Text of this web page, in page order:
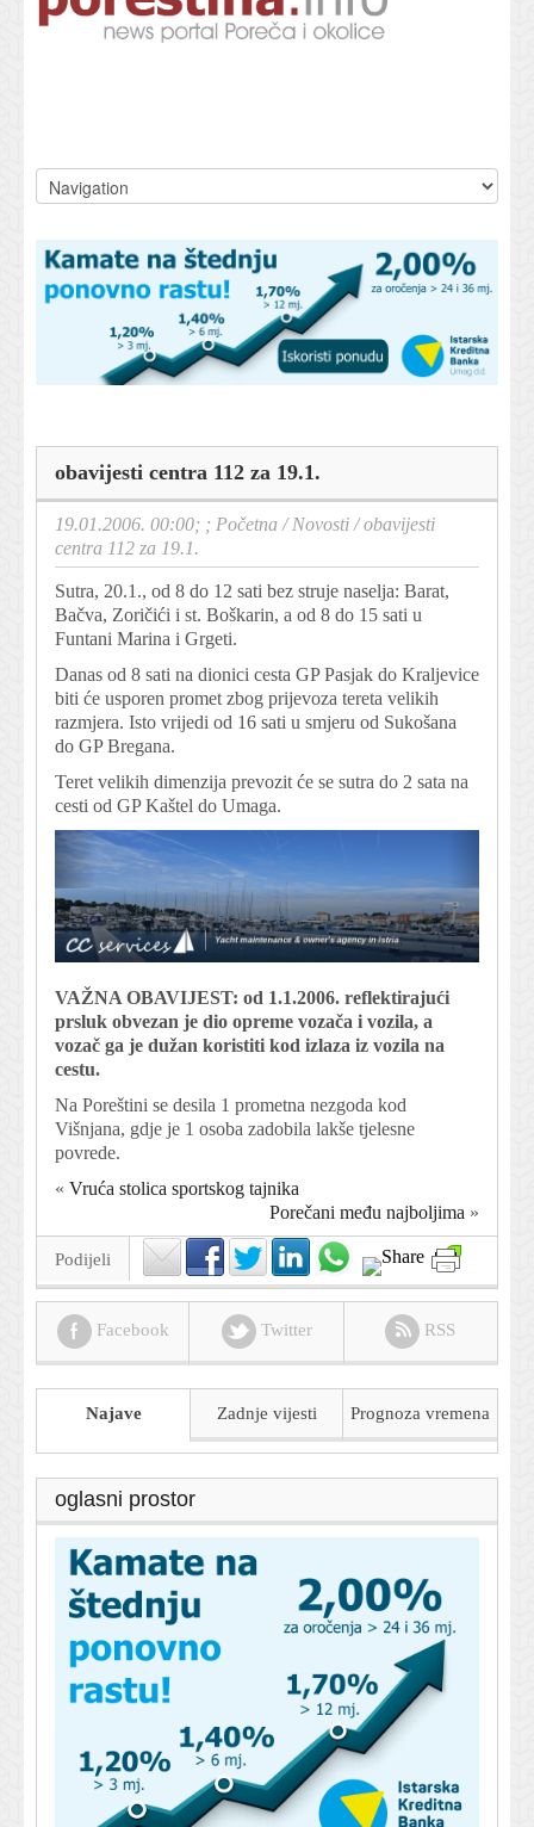
obavijesti centra 112 za 19.1.
19.01.2006. 00:00; ; Početna /Novosti /obavijesti
centra 112 za 19.1.
Sutra, 20.1., od 8 do 12 sati bez struje naselja: Barat,
Bačva, Zoričići i st. Boškarin, a od 8 do 15 sati u
Funtani Marina i Grgeti.
Danas od 8 sati na dionici cesta GP Pasjak do Kraljevice
biti će usporen promet zbog prijevoza tereta velikih
razmjera. Isto vrijedi od 16 sati u smjeru od Sukošana
do GP Bregana.
Teret velikih dimenzija prevozit će se sutra do 2 sata na
cesti od GP Kaštel do Umaga.
VAŽNA OBAVIJEST: od 1.1.2006. reflektirajući
prsluk obvezan je dio opreme vozača i vozila, a
vozač ga je dužan koristiti kod izlaza iz vozila na
cestu.
Na Poreštini se desila 1 prometna nezgoda kod
Višnjana, gdje je 1 osoba zadobila lakše tjelesne
povrede.
« Vruća stolica sportskog tajnika
Porečani među najboljima »
Podijeli
Facebook Twitter RSS
Najave Zadnje vijesti Prognoza vremena
oglasni prostor